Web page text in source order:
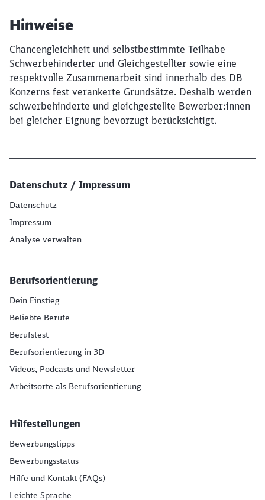
Hinweise
Chancengleichheit und selbstbestimmte Teilhabe
Schwerbehinderter und Gleichgestellter sowie eine
respektvolle Zusammenarbeit sind innerhalb des DB
Konzerns fest verankerte Grundsätze. Deshalb werden
schwerbehinderte und gleichgestellte Bewerber:innen
bei gleicher Eignung bevorzugt berücksichtigt.
Datenschutz / Impressum
Datenschutz
Impressum
Analyse verwalten
Berufsorientierung
Dein Einstieg
Beliebte Berufe
Berufstest
Berufsorientierung in 3D
Videos, Podcasts und Newsletter
Arbeitsorte als Berufsorientierung
Hilfestellungen
Bewerbungstipps
Bewerbungsstatus
Hilfe und Kontakt (FAQs)
Leichte Sprache